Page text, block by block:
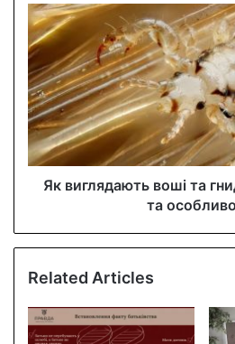
s
s
Як виглядають воші та
та
Related Articles